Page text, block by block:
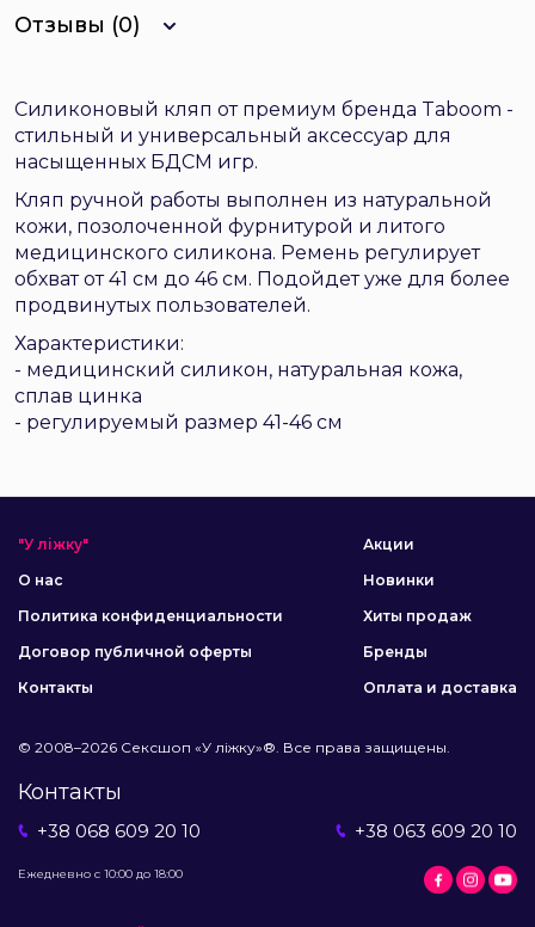
Отзывы (0)
Силиконовый кляп от премиум бренда Taboom -
стильный и универсальный аксессуар для
насыщенных БДСМ игр.
Кляп ручной работы выполнен из натуральной
кожи, позолоченной фурнитурой и литого
медицинского силикона. Ремень регулирует
обхват от 41 см до 46 см. Подойдет уже для более
продвинутых пользователей.
Характеристики:
- медицинский силикон, натуральная кожа,
сплав цинка
- регулируемый размер 41-46 см
"У ліжку"
О нас
Политика конфиденциальности
Договор публичной оферты
Контакты
Акции
Новинки
Хиты продаж
Бренды
Оплата и доставка
© 2008–2026 Сексшоп «У ліжку»®. Все права защищены.
Контакты
+38 068 609 20 10 +38 063 609 20 10
Ежедневно с 10:00 до 18:00